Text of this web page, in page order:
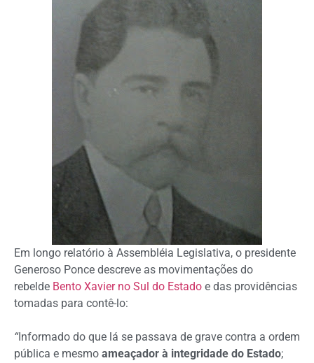
Em longo relatório à Assembléia Legislativa, o presidente
Generoso Ponce descreve as movimentações do
rebelde Bento Xavier no Sul do Estado e das providências
tomadas para contê-lo:
“Informado do que lá se passava de grave contra a ordem
pública e mesmo ameaçador à integridade do Estado;